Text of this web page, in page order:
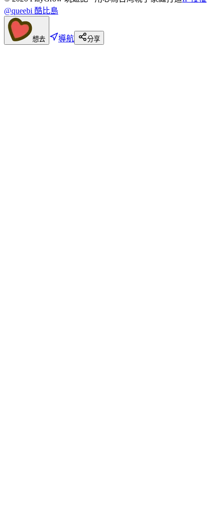
@queebi 酷比島
想去 導航 分享